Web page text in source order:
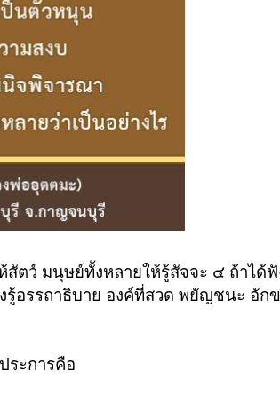
สัตว์ มนุษย์ทั้งหลายให้รู้สัจจะ ๔ ถ้าได้
รู้อรรถาธิบาย องค์ที่สวด พยัญชนะ อัก
ระการคือ